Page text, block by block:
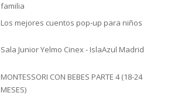
familia
Los mejores cuentos pop-up para niños
Sala Junior Yelmo Cinex - IslaAzul Madrid
MONTESSORI CON BEBES PARTE 4 (18-24
MESES)